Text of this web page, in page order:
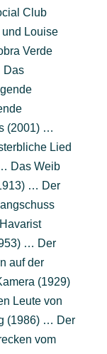
Club
Louise
Verde
Das
(2001) …
Lied
Das Weib
… Der
… Der
auf der
(1929)
Leute von
(1986) … Der
vom